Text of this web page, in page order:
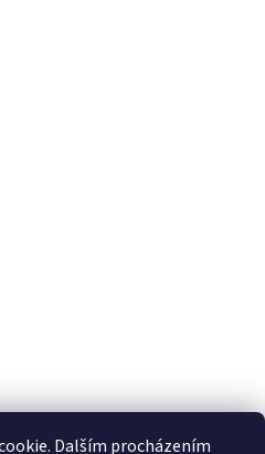
Dalším procházením